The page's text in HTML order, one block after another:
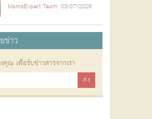
MamaExpert Team 03/07/2026
ข่าว
คุณ เพื่อรับข่าวสารจากเรา